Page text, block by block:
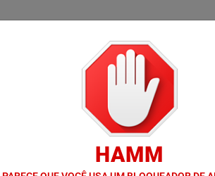
/ INTERIOR /
ENTENDA O QUE É E COMO
HAMM